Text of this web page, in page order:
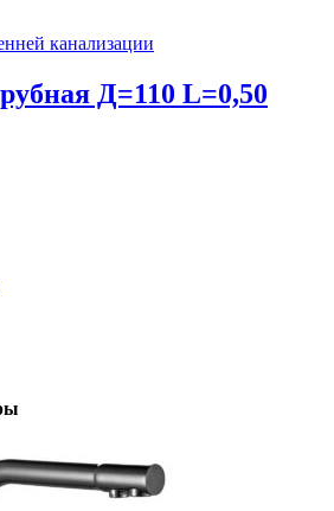
канализации
Д=110 L=0,50